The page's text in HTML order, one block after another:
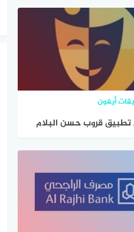
أيفون
قروب حسن البلام